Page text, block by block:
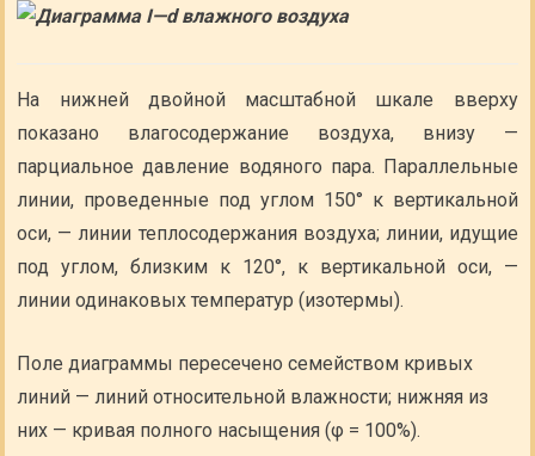
На нижней двойной масштабной шкале вверху
показано влагосодержание воздуха, внизу —
парциальное давление водяного пара. Параллельные
линии, проведенные под углом 150° к вертикальной
оси, — линии теплосодержания воздуха; линии, идущие
под углом, близким к 120°, к вертикальной оси, —
линии одинаковых температур (изотермы).
Поле диаграммы пересечено семейством кривых
линий — линий относительной влажности; нижняя из
них — кривая полного насыщения (φ = 100%).